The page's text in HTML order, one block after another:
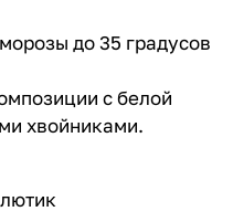
до 35 градусов
с белой
хвойниками.